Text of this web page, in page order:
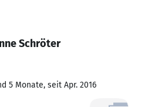
Schröter
5 Monate, seit Apr. 2016